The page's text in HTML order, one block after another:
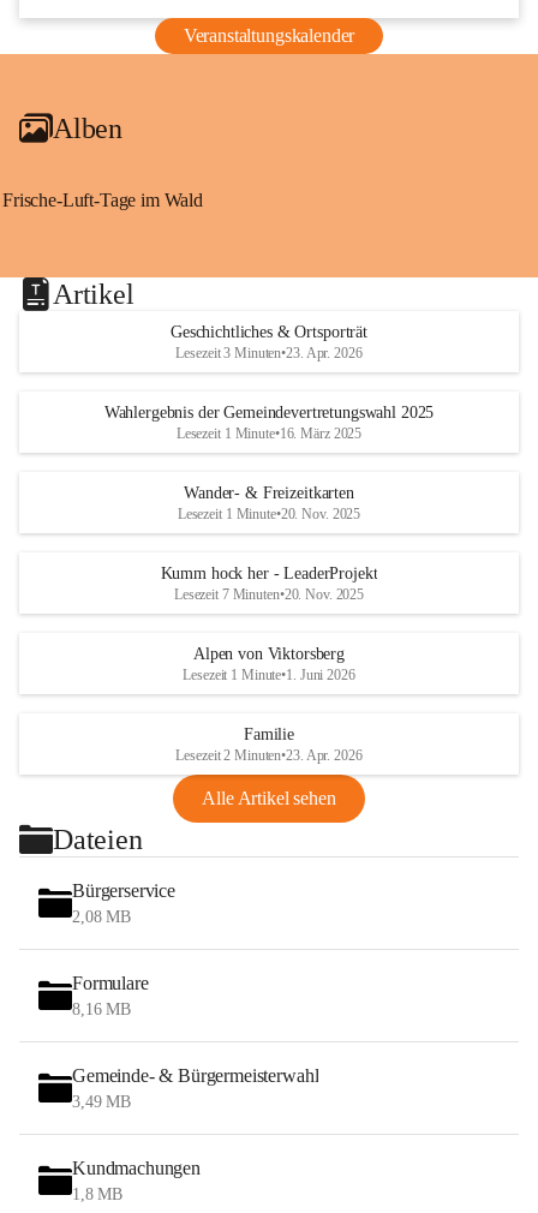
Veranstaltungskalender
Alben
Frische-Luft-Tage im Wald
Artikel
Geschichtliches & Ortsporträt
Lesezeit 3 Minuten•23. Apr. 2026
Wahlergebnis der Gemeindevertretungswahl 2025
Lesezeit 1 Minute•16. März 2025
Wander- & Freizeitkarten
Lesezeit 1 Minute•20. Nov. 2025
Kumm hock her - LeaderProjekt
Lesezeit 7 Minuten•20. Nov. 2025
Alpen von Viktorsberg
Lesezeit 1 Minute•1. Juni 2026
Familie
Lesezeit 2 Minuten•23. Apr. 2026
Alle Artikel sehen
Dateien
Bürgerservice
2,08 MB
Formulare
8,16 MB
Gemeinde- & Bürgermeisterwahl
3,49 MB
Kundmachungen
1,8 MB